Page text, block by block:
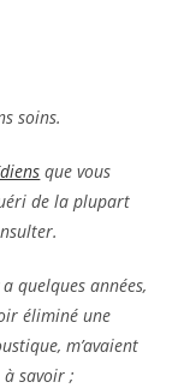
soins.
que vous
de la plupart
quelques années,
éliminé une
m’avaient
à savoir ;